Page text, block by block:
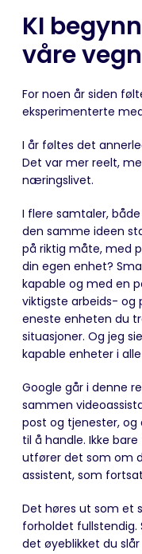
KI
våre
For noen år siden
eksperimenterte
I år føltes det
Det var mer reelt,
næringslivet.
I flere samtaler,
den samme ideen
på riktig måte, med
din egen enhet?
kapable og med en
viktigste arbeids- og
eneste enheten du
situasjoner. Og jeg
kapable enheter i
Google går i denne
sammen
post og tjenester,
til å handle. Ikke
utfører det som om
assistent, som
Det høres ut som et
forholdet fullstendig.
det øyeblikket du